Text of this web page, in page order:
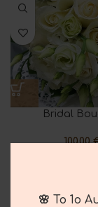
Bridal
100.00
🌸 Το 1ο